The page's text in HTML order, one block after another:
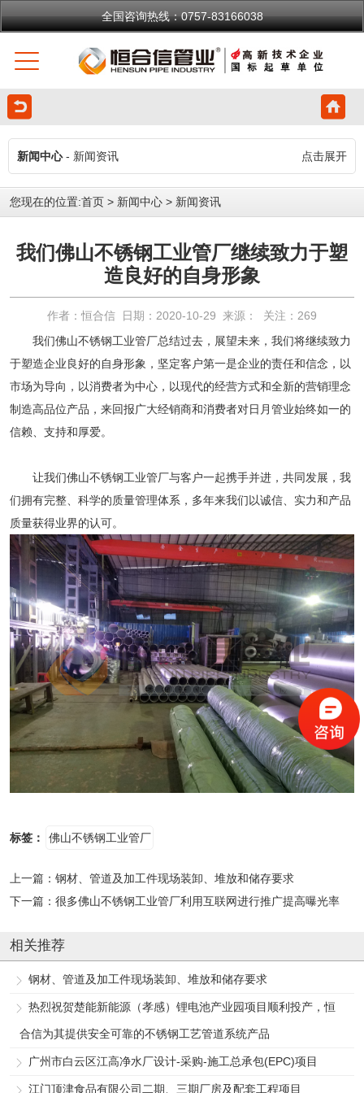
全国咨询热线：0757-83166038
新闻中心- 新闻资讯 点击展开
您现在的位置:首页 > 新闻中心 > 新闻资讯
我们佛山不锈钢工业管厂继续致力于塑
造良好的自身形象
作者：恒合信 日期：2020-10-29 来源： 关注： 269
我们佛山不锈钢工业管厂总结过去，展望未来，我们将继续致力
于塑造企业良好的自身形象，坚定客户第一是企业的责任和信念，以
市场为导向，以消费者为中心，以现代的经营方式和全新的营销理念
制造高品位产品，来回报广大经销商和消费者对日月管业始终如一的
信赖、支持和厚爱。
让我们佛山不锈钢工业管厂与客户一起携手并进，共同发展，我
们拥有完整、科学的质量管理体系，多年来我们以诚信、实力和产品
质量获得业界的认可。
标签： 佛山不锈钢工业管厂
上一篇： 钢材、管道及加工件现场装卸、堆放和储存要求
下一篇： 很多佛山不锈钢工业管厂利用互联网进行推广提高曝光率
相关推荐
钢材、管道及加工件现场装卸、堆放和储存要求
热烈祝贺楚能新能源（孝感）锂电池产业园项目顺利投产，恒
合信为其提供安全可靠的不锈钢工艺管道系统产品
广州市白云区江高净水厂设计-采购-施工总承包(EPC)项目
江门顶津食品有限公司二期、三期厂房及配套工程项目